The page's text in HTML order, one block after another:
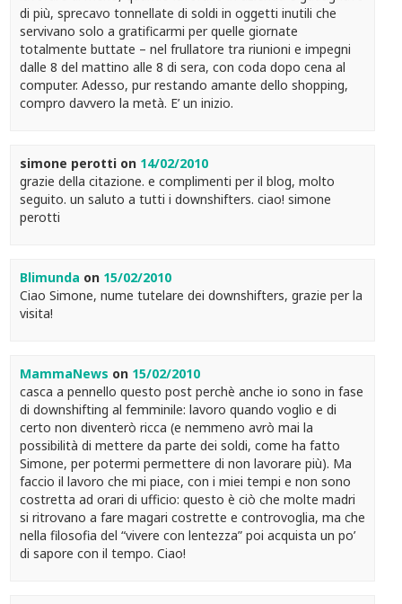
di più, sprecavo tonnellate di soldi in oggetti inutili che
servivano solo a gratificarmi per quelle giornate
totalmente buttate – nel frullatore tra riunioni e impegni
dalle 8 del mattino alle 8 di sera, con coda dopo cena al
computer. Adesso, pur restando amante dello shopping,
compro davvero la metà. E’ un inizio.
simone perottion 14/02/2010
grazie della citazione. e complimenti per il blog, molto
seguito. un saluto a tutti i downshifters. ciao! simone
perotti
Blimunda on 15/02/2010
Ciao Simone, nume tutelare dei downshifters, grazie per la
visita!
MammaNews on 15/02/2010
casca a pennello questo post perchè anche io sono in fase
di downshifting al femminile: lavoro quando voglio e di
certo non diventerò ricca (e nemmeno avrò mai la
possibilità di mettere da parte dei soldi, come ha fatto
Simone, per potermi permettere di non lavorare più). Ma
faccio il lavoro che mi piace, con i miei tempi e non sono
costretta ad orari di ufficio: questo è ciò che molte madri
si ritrovano a fare magari costrette e controvoglia, ma che
nella filosofia del “vivere con lentezza” poi acquista un po’
di sapore con il tempo. Ciao!